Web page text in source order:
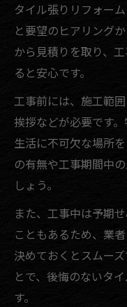
タイル張りリフォー
と要望のヒアリング
から見積りを取り、
ると安心です。
工事前には、施工範
挨拶などが必要です
生活に不可欠な場所
の有無や工事期間中
しょう。
また、工事中は予期
こともあるため、業
決めておくとスムー
とで、後悔のないタ
す。